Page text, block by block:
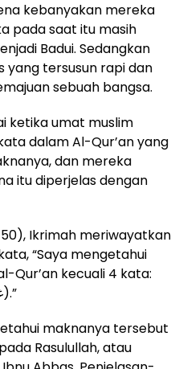
kebanyakan mereka
pada saat itu masih
Badui. Sedangkan
yang tersusun rapi dan
sebuah bangsa.
ketika umat muslim
dalam Al-Qur’an yang
dan mereka
itu diperjelas dengan
Ikrimah meriwayatkan
“Saya mengetahui
Qur’an kecuali 4 kata:
(غسلين، و حنان و أوه و الرقيم).”
maknanya tersebut
Rasulullah, atau